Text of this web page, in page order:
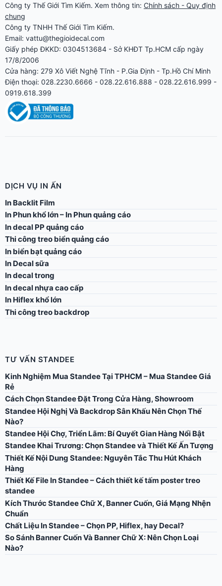
Công ty Thế Giới Tìm Kiếm. Xem thông tin: Chính sách - Quy định
chung
Công ty TNHH Thế Giới Tìm Kiếm.
Email: vattu@thegioidecal.com
Giấy phép ĐKKD: 0304513684 - Sở KHĐT Tp.HCM cấp ngày
17/8/2006
Cửa hàng: 279 Xô Viết Nghệ Tĩnh - P.Gia Định - Tp.Hồ Chí Minh
Điện thoại: 028.2230.6666 - 028.22.616.888 - 028.22.616.999 -
0919.618.399
DỊCH VỤ IN ẤN
In Backlit Film
In Phun khổ lớn – In Phun quảng cáo
In decal PP quảng cáo
Thi công treo biển quảng cáo
In biển bạt quảng cáo
In Decal sữa
In decal trong
In decal nhựa cao cấp
In Hiflex khổ lớn
Thi công treo backdrop
TƯ VẤN STANDEE
Kinh Nghiệm Mua Standee Tại TPHCM – Mua Standee Giá
Rẻ
Cách Chọn Standee Đặt Trong Cửa Hàng, Showroom
Standee Hội Nghị Và Backdrop Sân Khấu Nên Chọn Thế
Nào?
Standee Hội Chợ, Triển Lãm: Bí Quyết Gian Hàng Nổi Bật
Standee Khai Trương: Chọn Standee và Thiết Kế Ấn Tượng
Thiết Kế Nội Dung Standee: Nguyên Tắc Thu Hút Khách
Hàng
Thiết Kế File In Standee – Cách thiết kế tấm poster treo
standee
Kích Thước Standee Chữ X, Banner Cuốn, Giá Mạng Nhện
Chuẩn
Chất Liệu In Standee – Chọn PP, Hiflex, hay Decal?
So Sánh Banner Cuốn Và Banner Chữ X: Nên Chọn Loại
Nào?